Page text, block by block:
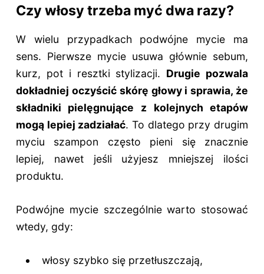
Czy włosy trzeba myć dwa razy?
W wielu przypadkach podwójne mycie ma
sens. Pierwsze mycie usuwa głównie sebum,
kurz, pot i resztki stylizacji. Drugie pozwala
dokładniej oczyścić skórę głowy i sprawia, że
składniki pielęgnujące z kolejnych etapów
mogą lepiej zadziałać. To dlatego przy drugim
myciu szampon często pieni się znacznie
lepiej, nawet jeśli użyjesz mniejszej ilości
produktu.
Podwójne mycie szczególnie warto stosować
wtedy, gdy:
włosy szybko się przetłuszczają,